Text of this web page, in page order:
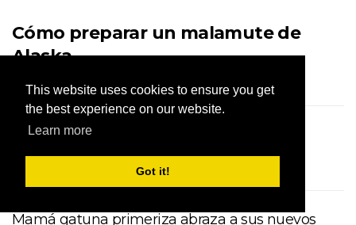
This website uses cookies to ensure you get
the best experience on our website.
Learn more
Got it!
Cómo preparar un malamute de
Alaska
August 7,2026
Todo sobre el Onager persa
August 7,2026
Mamá gatuna primeriza abraza a sus nuevos